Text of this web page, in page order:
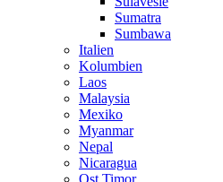
Sumatra
Sumbawa
Italien
Kolumbien
Laos
Malaysia
Mexiko
Myanmar
Nepal
Nicaragua